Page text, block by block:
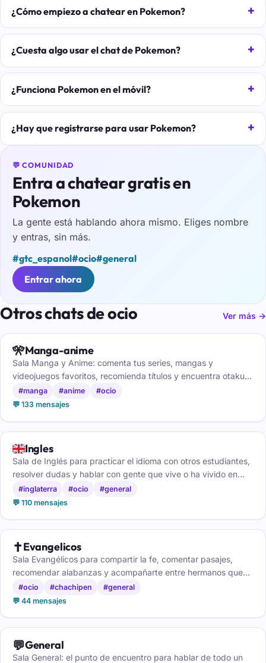
¿Cómo empiezo a chatear en Pokemon?
¿Cuesta algo usar el chat de Pokemon?
¿Funciona Pokemon en el móvil?
¿Hay que registrarse para usar Pokemon?
💬 COMUNIDAD
Entra a chatear gratis en
Pokemon
La gente está hablando ahora mismo. Eliges nombre
y entras, sin más.
#gtc_espanol#ocio#general
Entrar ahora
Otros chats de ocio Ver más →
🎌Manga-anime
Sala Manga y Anime: comenta tus series, mangas y
videojuegos favoritos, recomienda títulos y encuentra otakus
con tus mismos gustos.
#manga #anime
#ocio
💬 133 mensajes
🇬🇧Ingles
Sala de Inglés para practicar el idioma con otros estudiantes,
resolver dudas y hablar con gente que vive o ha vivido en
países anglosajones.
#inglaterra #ocio
#general
💬 110 mensajes
✝️Evangelicos
Sala Evangélicos para compartir la fe, comentar pasajes,
recomendar alabanzas y acompañarte entre hermanos que
caminan contigo.
#ocio #chachipen
#general
💬 44 mensajes
💬General
Sala General: el punto de encuentro para hablar de todo un